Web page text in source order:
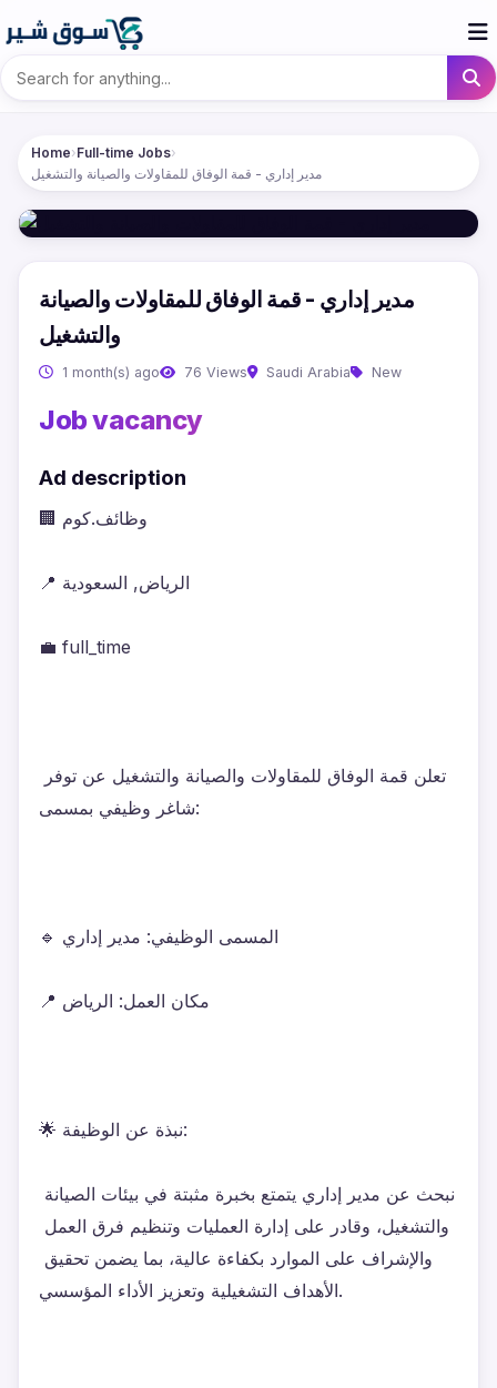
Home›Full-time Jobs›
مدير إداري - قمة الوفاق للمقاولات والصيانة والتشغيل
مدير إداري - قمة الوفاق للمقاولات والصيانة
والتشغيل
1 month(s) ago 76 Views Saudi Arabia New
Job vacancy
Ad description
🏢 وظائف.كوم
📍 الرياض, السعودية
💼 full_time
شاغر وظيفي بمسمى:
🔹 المسمى الوظيفي: مدير إداري
📍 مكان العمل: الرياض
🌟 نبذة عن الوظيفة:
الأهداف التشغيلية وتعزيز الأداء المؤسسي.